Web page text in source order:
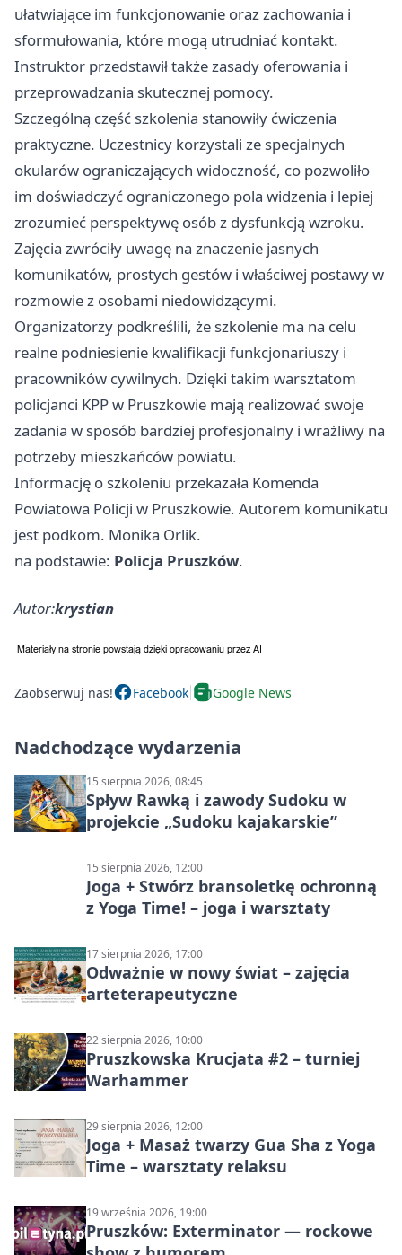
ułatwiające im funkcjonowanie oraz zachowania i
sformułowania, które mogą utrudniać kontakt.
Instruktor przedstawił także zasady oferowania i
przeprowadzania skutecznej pomocy.
Szczególną część szkolenia stanowiły ćwiczenia
praktyczne. Uczestnicy korzystali ze specjalnych
okularów ograniczających widoczność, co pozwoliło
im doświadczyć ograniczonego pola widzenia i lepiej
zrozumieć perspektywę osób z dysfunkcją wzroku.
Zajęcia zwróciły uwagę na znaczenie jasnych
komunikatów, prostych gestów i właściwej postawy w
rozmowie z osobami niedowidzącymi.
Organizatorzy podkreślili, że szkolenie ma na celu
realne podniesienie kwalifikacji funkcjonariuszy i
pracowników cywilnych. Dzięki takim warsztatom
policjanci KPP w Pruszkowie mają realizować swoje
zadania w sposób bardziej profesjonalny i wrażliwy na
potrzeby mieszkańców powiatu.
Informację o szkoleniu przekazała Komenda
Powiatowa Policji w Pruszkowie. Autorem komunikatu
jest podkom. Monika Orlik.
na podstawie: Policja Pruszków.
Autor:krystian
Zaobserwuj nas! Facebook Google News
Nadchodzące wydarzenia
15 sierpnia 2026, 08:45
Spływ Rawką i zawody Sudoku w
projekcie „Sudoku kajakarskie”
15 sierpnia 2026, 12:00
Joga + Stwórz bransoletkę ochronną
z Yoga Time! – joga i warsztaty
17 sierpnia 2026, 17:00
Odważnie w nowy świat – zajęcia
arteterapeutyczne
22 sierpnia 2026, 10:00
Pruszkowska Krucjata #2 – turniej
Warhammer
29 sierpnia 2026, 12:00
Joga + Masaż twarzy Gua Sha z Yoga
Time – warsztaty relaksu
19 września 2026, 19:00
Pruszków: Exterminator — rockowe